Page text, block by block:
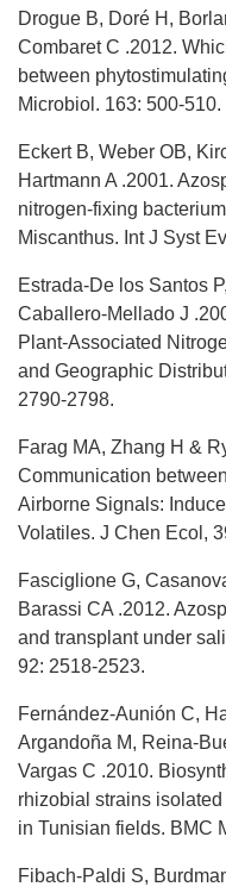
Drogue B, Doré H,
Combaret C .2012.
between
Microbiol. 163: 500-510.
Eckert B, Weber OB,
Hartmann A .2001.
nitrogen-fixing
Miscanthus. Int J Syst
Estrada-De los Santos
Caballero-Mellado J
Plant-Associated
and Geographic
2790-2798.
Farag MA, Zhang H &
Communication
Airborne Signals:
Volatiles. J Chen Ecol,
Fasciglione G,
Barassi CA .2012.
and transplant under
92: 2518-2523.
Fernández-Aunión C,
Argandoña M, Reina-
Vargas C .2010.
rhizobial strains
in Tunisian fields. BMC
Fibach-Paldi S,